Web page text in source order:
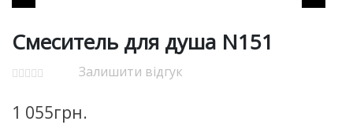
Смеситель для душа N151
Залишити відгук
1 055грн.